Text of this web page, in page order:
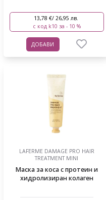
13,78 €/ 26,95 лв.
с код k10 за - 10 %
ДОБАВИ
LAFERME DAMAGE PRO HAIR
TREATMENT MINI
Маска за коса с протеин и
хидролизиран колаген